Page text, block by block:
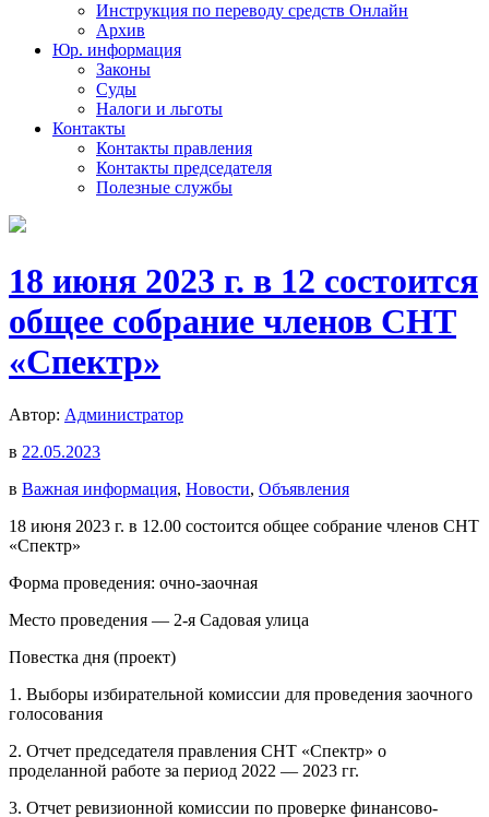
Инструкция по переводу средств Онлайн
Архив
Юр. информация
Законы
Суды
Налоги и льготы
Контакты
Контакты правления
Контакты председателя
Полезные службы
18 июня 2023 г. в 12 состоится
общее собрание членов СНТ
«Спектр»
Автор: Администратор
в 22.05.2023
в Важная информация, Новости, Объявления
18 июня 2023 г. в 12.00 состоится общее собрание членов СНТ
«Спектр»
Форма проведения: очно-заочная
Место проведения — 2-я Садовая улица
Повестка дня (проект)
1. Выборы избирательной комиссии для проведения заочного
голосования
2. Отчет председателя правления СНТ «Спектр» о
проделанной работе за период 2022 — 2023 гг.
3. Отчет ревизионной комиссии по проверке финансово-